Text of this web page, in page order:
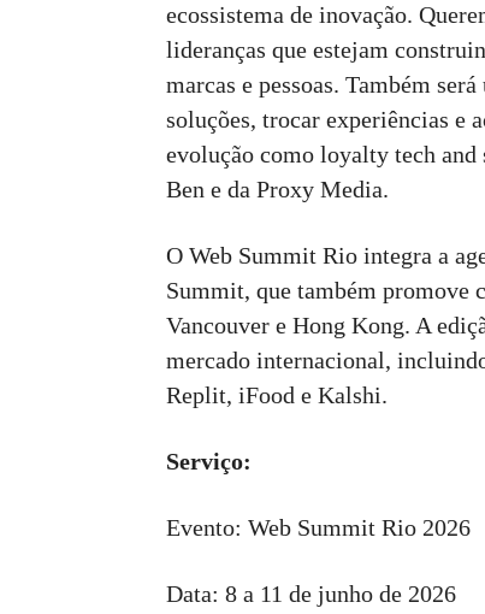
ecossistema de inovação.
lideranças que estejam
marcas e pessoas. Também
soluções, trocar experiências e
evolução como loyalty tech and
Ben e da Proxy Media.
O Web Summit Rio integra a
Summit, que também promove
Vancouver e Hong Kong. A
mercado internacional,
Replit, iFood e Kalshi.
Serviço:
Evento: Web Summit Rio 2026
Data: 8 a 11 de junho de 2026